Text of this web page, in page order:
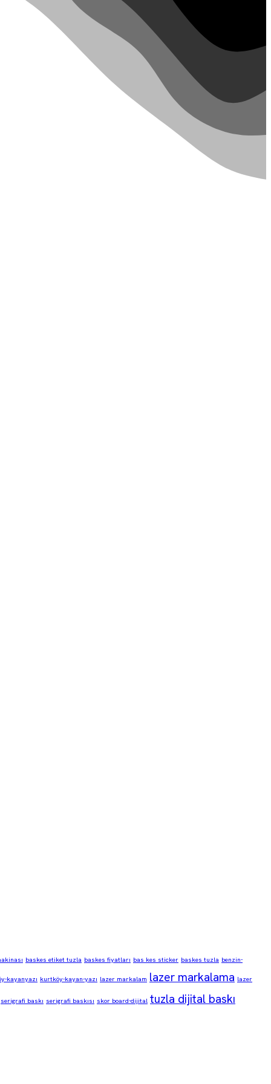
baskes etiket tuzla baskes fiyatları bas kes sticker baskes tuzla benzin-
kayanyazı kurtköy-kayan-yazı lazer markalam lazer markalama lazer
serigrafi baskı serigrafi baskısı skor board-dijital tuzla dijital baskı